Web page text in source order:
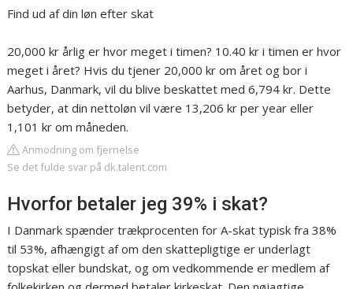
Find ud af din løn efter skat
20,000 kr årlig er hvor meget i timen? 10.40 kr i timen er hvor
meget i året? Hvis du tjener 20,000 kr om året og bor i
Aarhus, Danmark, vil du blive beskattet med 6,794 kr. Dette
betyder, at din nettoløn vil være 13,206 kr per year eller
1,101 kr om måneden.
Anmodning om fjernelse
Se det fulde svar på dk.talent.com
Hvorfor betaler jeg 39% i skat?
I Danmark spænder trækprocenten for A-skat typisk fra 38%
til 53%, afhængigt af om den skattepligtige er underlagt
topskat eller bundskat, og om vedkommende er medlem af